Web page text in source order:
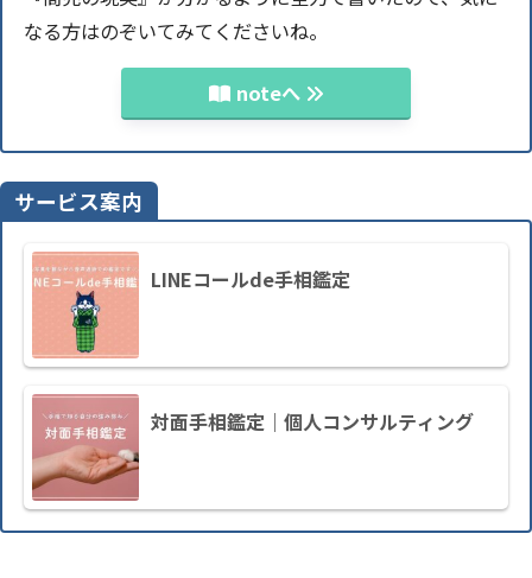
なる方はのぞいてみてくださいね。
noteへ
サービス案内
LINEコールde手相鑑定
対面手相鑑定｜個人コンサルティング